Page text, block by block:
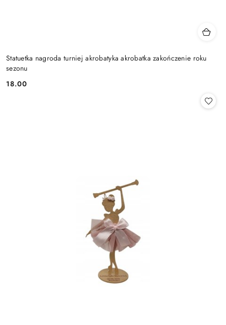
Statuetka nagroda turniej akrobatyka akrobatka zakończenie roku
sezonu
Cena:
18.00